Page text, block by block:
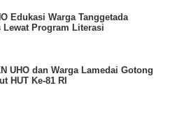
Edukasi Warga Tanggetada
Lewat Program Literasi
UHO dan Warga Lamedai Gotong
HUT Ke-81 RI